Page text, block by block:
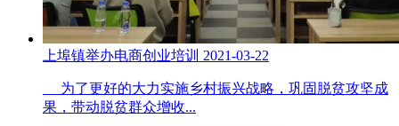
上埠镇举办电商创业培训 2021-03-22
为了更好的大力实施乡村振兴战略，巩固脱贫攻坚成
果，带动脱贫群众增收...